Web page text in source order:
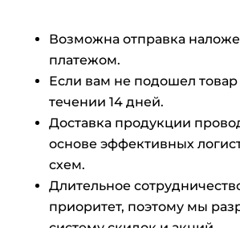
Возможна отправка
платежом.
Если вам не подошел товар
течении 14 дней.
Доставка продукции
основе эффективных
схем.
Длительное
приоритет, поэтому мы